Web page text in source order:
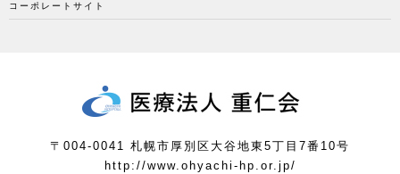
コーポレートサイト
〒004-0041 札幌市厚別区大谷地東5丁目7番10号
http://www.ohyachi-hp.or.jp/